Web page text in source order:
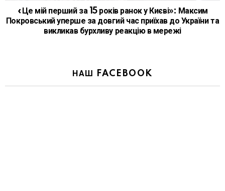
«Це мій перший за 15 років ранок у Києві»: Максим
Покровський уперше за довгий час приїхав до України та
викликав бурхливу реакцію в мережі
НАШ FACEBOOK